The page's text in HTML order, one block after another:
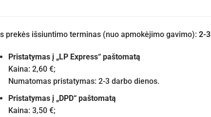
prekės išsiuntimo terminas (nuo apmokėjimo gavimo): 2-
Pristatymas į „LP Express“ paštomatą
Kaina: 2,60 €;
Numatomas pristatymas: 2-3 darbo dienos.
Pristatymas į „DPD“ paštomatą
Kaina: 3,50 €;